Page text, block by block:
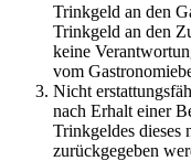
Trinkgeld an den
Trinkgeld an den
keine
vom
Nicht
nach Erhalt einer
Trinkgeldes dieses
zurückgegeben